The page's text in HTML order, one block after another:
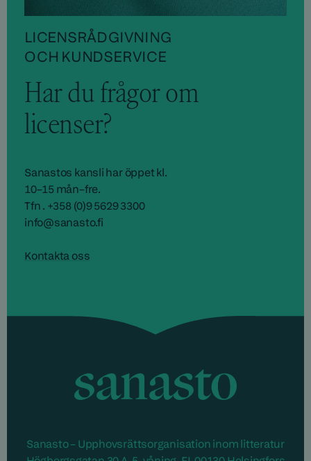
LICENSRÅDGIVNING
OCH KUNDSERVICE
Har du frågor om
licenser?
Sanastos kansli har öppet kl.
10–15 mån–fre.
Tfn . +358 (0)9 5629 3300
info@sanasto.fi
Kontakta oss
Sanasto – Upphovsrättsorganisation inom litteratur